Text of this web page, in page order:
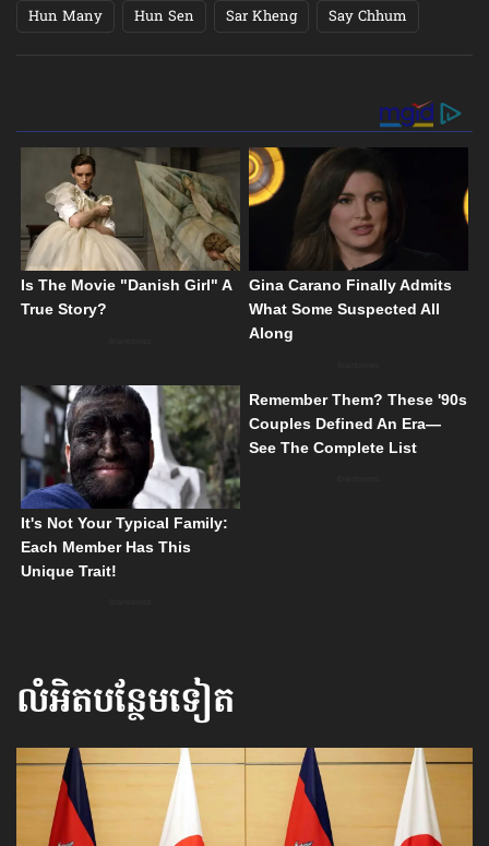
Hun Many Hun Sen Sar Kheng Say Chhum
លំអិតបន្ថែមទៀត